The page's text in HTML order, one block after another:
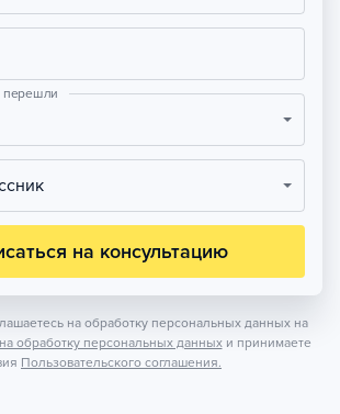
перешли
на консультацию
на обработку персональных данных на
обработку персональных данных и принимаете
Пользовательского соглашения.